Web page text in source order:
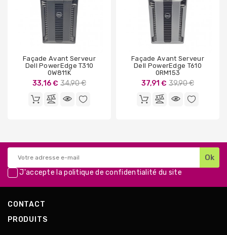
Façade Avant Serveur
Dell PowerEdge T310
0W811K
33,16 € Prix
base
34,90 €
Façade Avant Serveur
Dell PowerEdge T610
0RM153
37,91 € Prix
base
39,90 €
J'accepte lapolitique de confidentialité du site
CONTACT
PRODUITS